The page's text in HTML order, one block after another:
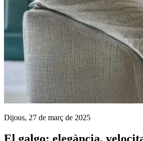
Dijous, 27 de març de 2025